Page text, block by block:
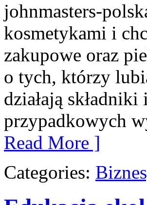
johnmasters-
kosmetykami i
zakupowe oraz
o tych, którzy
działają
przypadkowych
Read More ]
Categories: